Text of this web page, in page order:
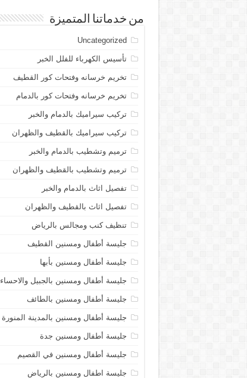
من خدماتنا المتميزة
Uncategorized
تأسيس الكهرباء للفلل الخبر
تخريم خرسانه وفتحات كور القطيف
تخريم خرسانه وفتحات كور بالدمام
تركيب سيراميك بالدمام والخبر
تركيب سيراميك بالقطيف والظهران
ترميم وتشطيب بالدمام والخبر
ترميم وتشطيب بالقطيف والظهران
تفصيل اثاث بالدمام والخبر
تفصيل اثاث بالقطيف والظهران
تنظيف كنب ومجالس بالرياض
جليسة أطفال ومسنين القطيف
جليسة أطفال ومسنين بأبها
جليسة أطفال ومسنين بالجبيل والاحساء
جليسة أطفال ومسنين بالطائف
جليسة أطفال ومسنين بالمدينة المنورة
جليسة أطفال ومسنين جدة
جليسة أطفال ومسنين في القصيم
جليسة اطفال ومسنين بالرياض